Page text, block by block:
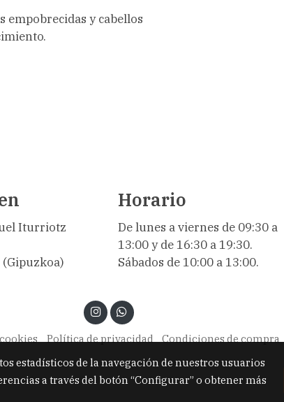
empobrecidas y cabellos
Iturriotz
(Gipuzkoa)
Horario
De lunes a viernes de 09:30 a
13:00 y de 16:30 a 19:30.
Sábados de 10:00 a 13:00.
Política de privacidad Condiciones de compra
estadísticos de la navegación de nuestros usuarios
a través del botón “Configurar” o obtener más